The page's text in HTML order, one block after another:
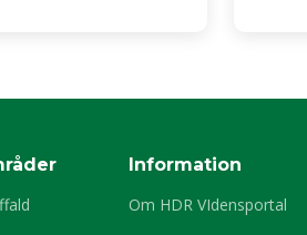
Information
Om HDR VIdensportal